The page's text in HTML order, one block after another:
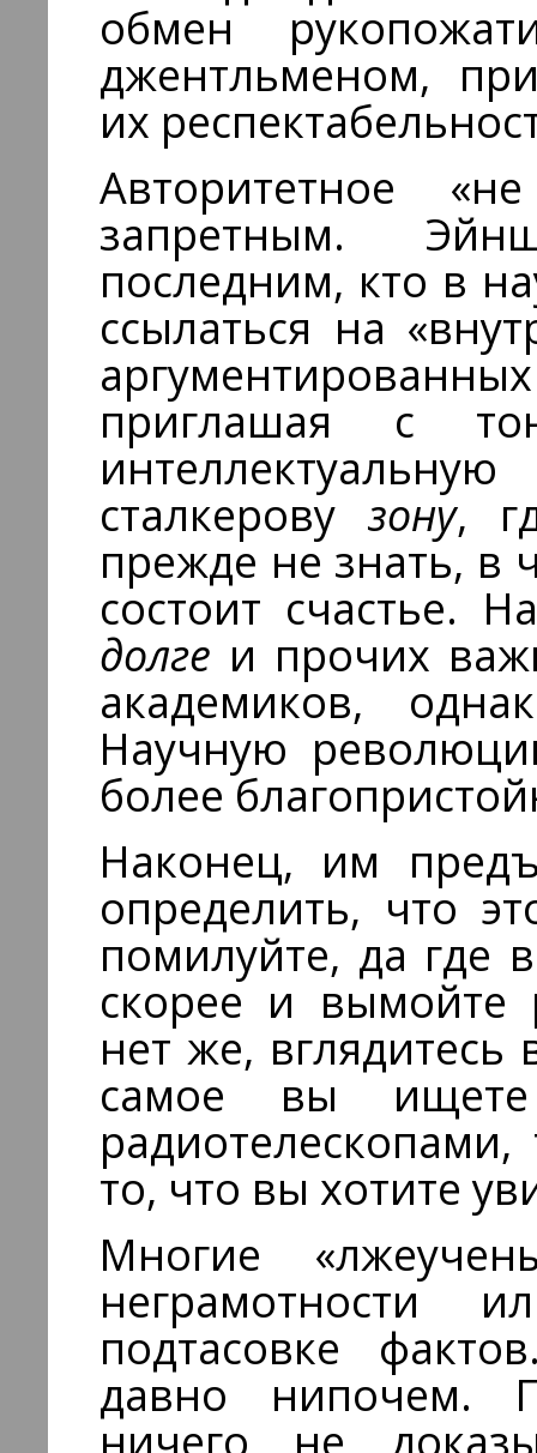
обмен
джентльменом,
их
Авторитетное
запретным.
последним, кто в
ссылаться на
приглашая с
сталкеровузону,
прежде не знать, в
состоит счастье.
долге и прочих
академиков,
Научную
более
Наконец, им
определить, что
помилуйте, да где
скорее и
нет же,
самое вы
то, что вы хотите
Многие
неграмотности
подтасовке
давно нипочем.